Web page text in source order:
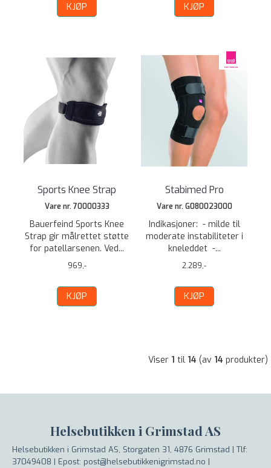
KJØP KJØP
Sports Knee Strap
Vare nr. 70000333
Bauerfeind Sports Knee
Strap gir målrettet støtte
for patellarsenen. Ved...
969,-
KJØP
Stabimed Pro
Vare nr. G080023000
Indikasjoner: - milde til
moderate instabiliteter i
kneleddet -...
2.289,-
KJØP
Viser 1 til 14 (av 14 produkter)
Helsebutikken i Grimstad AS
Helsebutikken i Grimstad AS, Storgaten 31, 4876 Grimstad | Tlf:
37049408 | Epost: post@helsebutikkenigrimstad.no |